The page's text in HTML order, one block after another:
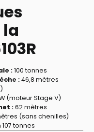
:100 tonnes
:46,8 mètres
(moteur Stage V)
:62 mètres
(sans chenilles)
tonnes